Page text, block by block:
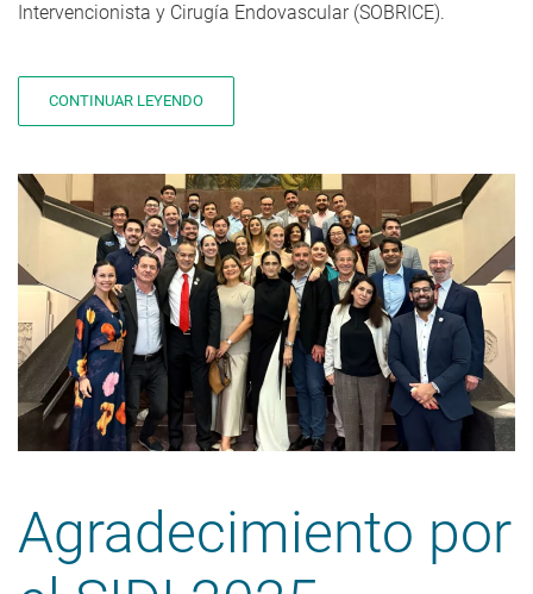
Intervencionista y Cirugía Endovascular (SOBRICE).
CONTINUAR LEYENDO
Agradecimiento por